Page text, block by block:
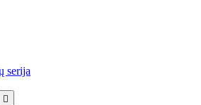
serija
